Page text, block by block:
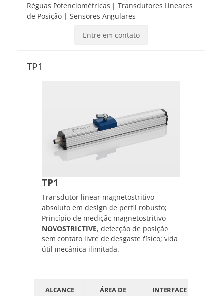
Réguas Potenciométricas | Transdutores Lineares
de Posição | Sensores Angulares
Entre em contato
TP1
TP1
Transdutor linear magnetostritivo
absoluto em design de perfil robusto;
Princípio de medição magnetostritivo
NOVOSTRICTIVE, detecção de posição
sem contato livre de desgaste físico; vida
útil mecânica ilimitada.
ALCANCE
ÁREA DE
INTERFACE